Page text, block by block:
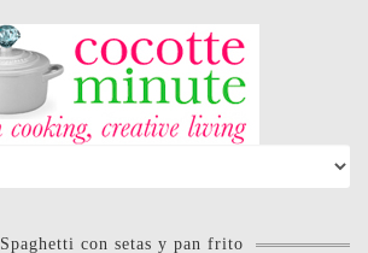
Spaghetti con setas y pan frito